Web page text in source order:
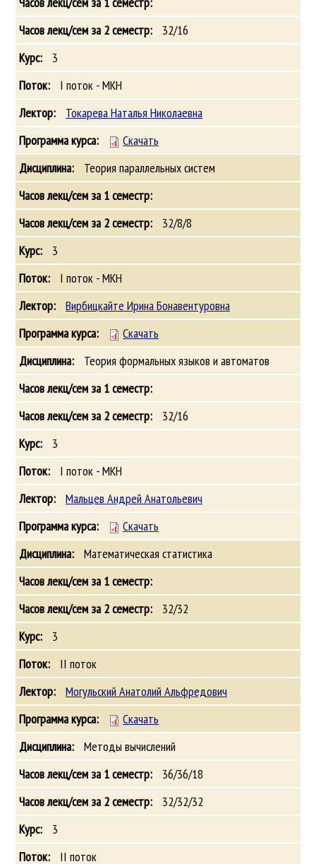
32/16
3
I поток - МКН
Токарева Наталья Николаевна
Скачать
Теория параллельных систем
32/8/8
3
I поток - МКН
Вирбицкайте Ирина Бонавентуровна
Скачать
Теория формальных языков и автоматов
32/16
3
I поток - МКН
Мальцев Андрей Анатольевич
Скачать
Математическая статистика
32/32
3
II поток
Могульский Анатолий Альфредович
Скачать
Методы вычислений
36/36/18
32/32/32
3
II поток